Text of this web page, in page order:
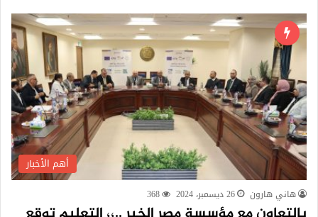
أهم الأخبار
هاني هارون 26 ديسمبر، 2024 368